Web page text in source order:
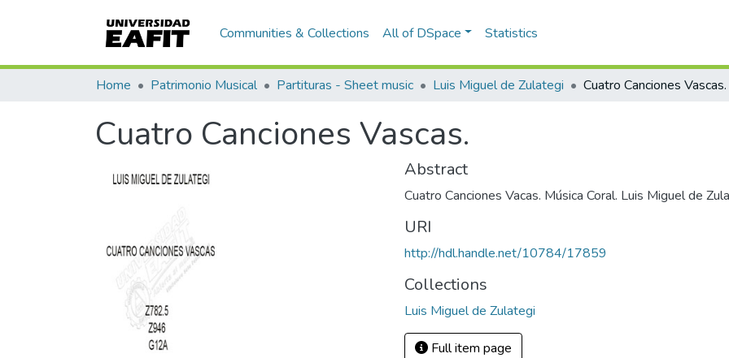
Communities & Collections All of DSpace Statistics
Home Patrimonio Musical Partituras - Sheet music Luis Miguel de Zulategi Cuatro Canciones Vascas.
Cuatro Canciones Vascas.
Abstract
Cuatro Canciones Vacas. Música Coral. Luis Miguel de
URI
http://hdl.handle.net/10784/17859
Collections
Luis Miguel de Zulategi
Full item page